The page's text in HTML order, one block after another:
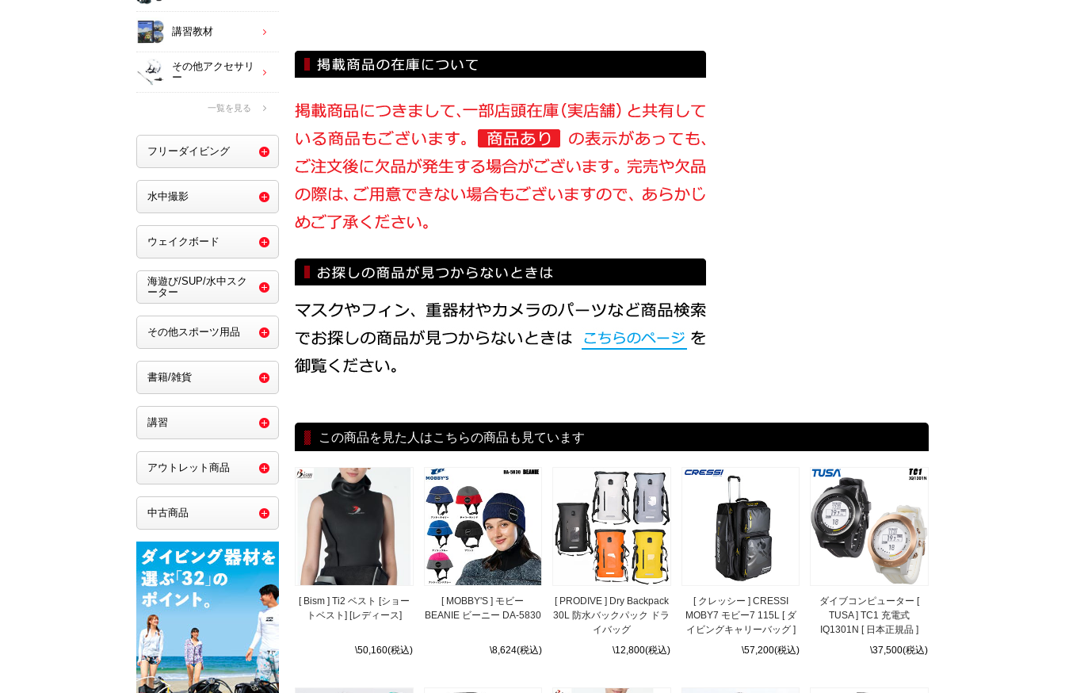
この商品を見た人はこちらの商品も見ています
[ Bism ] Ti2 ベスト [ショー
トベスト] [レディース]
\50,160(税込)
[ MOBBY'S ] モビー
BEANIE ビーニー DA-5830
\8,624(税込)
[ PRODIVE ] Dry Backpack
30L 防水バックパック ドラ
イバッグ
\12,800(税込)
[ クレッシー ] CRESSI
MOBY7 モビー7 115L [ ダ
イビングキャリーバッグ ]
\57,200(税込)
ダイブコンピューター [
TUSA ] TC1 充電式
IQ1301N [ 日本正規品 ]
\37,500(税込)
講習教材
その他アクセサリ
ー
一覧を見る
フリーダイビング
水中撮影
ウェイクボード
海遊び/SUP/水中スク
ーター
その他スポーツ用品
書籍/雑貨
講習
アウトレット商品
中古商品